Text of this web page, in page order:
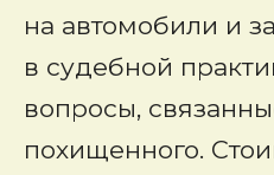
на автомобили и
в судебной
вопросы,
похищенного.